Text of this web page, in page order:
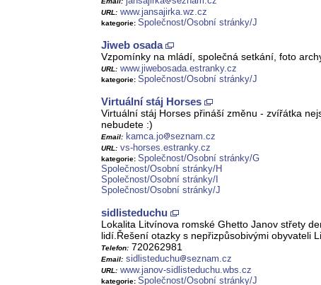
URL: www.jansajirka.wz.cz
kategorie: Společnost/Osobní stránky/J
Jiweb osada
Vzpomínky na mládí, společná setkání, foto
URL: www.jiwebosada.estranky.cz
kategorie: Společnost/Osobní stránky/J
Virtuální stáj Horses
Virtuální stáj Horses přináší změnu - zvířátka
nebudete :)
Email: kamca.jo seznam.cz
URL: vs-horses.estranky.cz
kategorie: Společnost/Osobní stránky/G
Společnost/Osobní stránky/H
Společnost/Osobní stránky/I
Společnost/Osobní stránky/J
sidlisteduchu
Lokalita Litvínova romské Ghetto Janov střety
lidí.Řešení otazky s nepřizpůsobivými obyvateli
Telefon: 720262981
Email: sidlisteduchu seznam.cz
URL: www.janov-sidlisteduchu.wbs.cz
kategorie: Společnost/Osobní stránky/J